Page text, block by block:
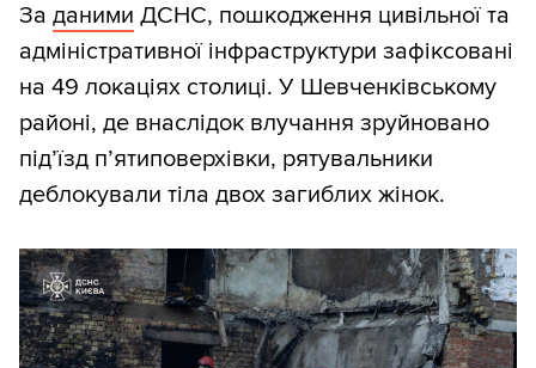
За даними ДСНС, пошкодження цивільної та
адміністративної інфраструктури зафіксовані
на 49 локаціях столиці. У Шевченківському
районі, де внаслідок влучання зруйновано
під’їзд п’ятиповерхівки, рятувальники
деблокували тіла двох загиблих жінок.